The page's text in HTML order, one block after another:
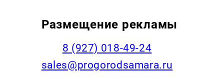
Размещение рекламы
8 (927) 018-49-24
sales@progorodsamara.ru